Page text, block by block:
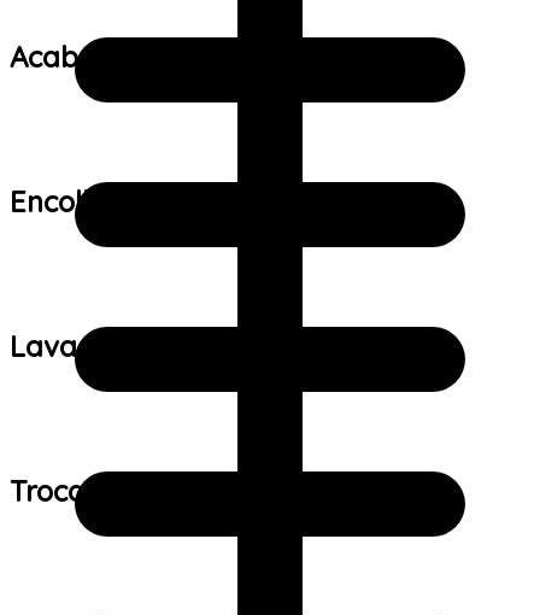
Acabamento:
Encolhimento:
Lavagem:
Trocas e devoluções: